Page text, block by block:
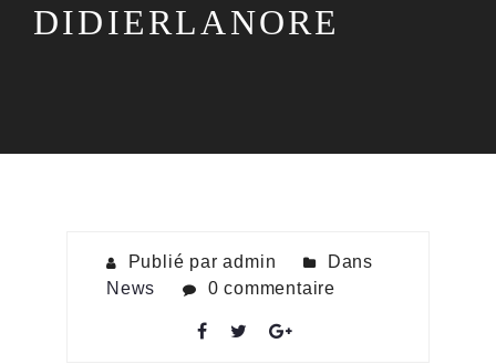
DIDIERLANORE
Publié par admin
Dans
News
0 commentaire